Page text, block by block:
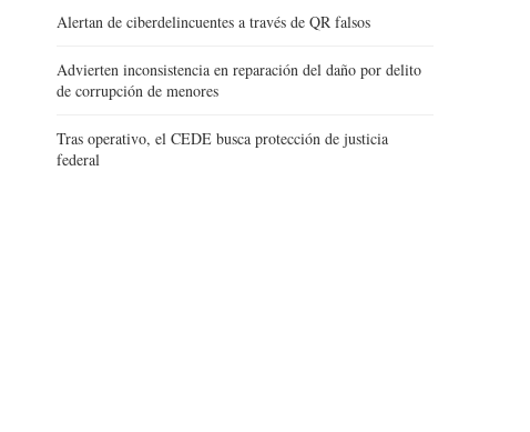
Alertan de ciberdelincuentes a través de QR falsos
Advierten inconsistencia en reparación del daño por delito
de corrupción de menores
Tras operativo, el CEDE busca protección de justicia
federal